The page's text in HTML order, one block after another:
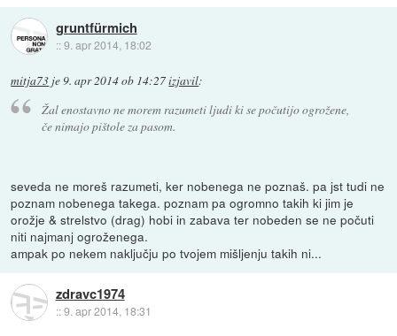
gruntfürmich
::9. apr 2014, 18:02
mitja73 je9. apr 2014 ob 14:27izjavil:
Žal enostavno ne morem razumeti ljudi ki se počutijo ogrožene,
če nimajo pištole za pasom.
seveda ne moreš razumeti, ker nobenega ne poznaš. pa jst tudi ne
poznam nobenega takega. poznam pa ogromno takih ki jim je
orožje & strelstvo (drag) hobi in zabava ter nobeden se ne počuti
niti najmanj ogroženega.
ampak po nekem naključju po tvojem mišljenju takih ni...
zdravc1974
::9. apr 2014, 18:31